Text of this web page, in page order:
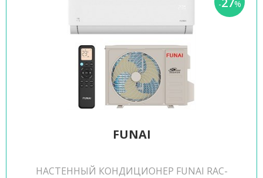
- %
FUNAI
НАСТЕННЫЙ КОНДИЦИОНЕР FUNAI RAC-